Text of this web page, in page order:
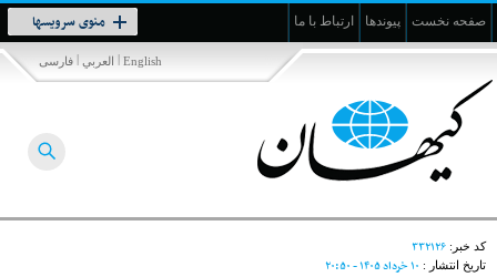
صفحه نخست پیوندها ارتباط با ما منوی سرویسها
Toggle
navigation
فارسی | العربي | English
کد خبر: ۳۳۲۱۲۶
تاریخ انتشار : ۱۰ خرداد ۱۴۰۵ - ۲۰:۵۰